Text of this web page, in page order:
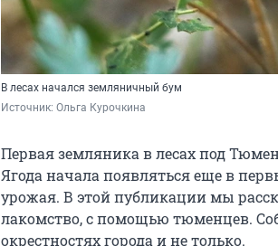
В лесах начался земляничный бум
Источник: Ольга Курочкина
Первая земляника в лесах под
Ягода начала появляться еще в
урожая. В этой публикации мы
лакомство, с помощью тюменцев.
окрестностях города и не только.